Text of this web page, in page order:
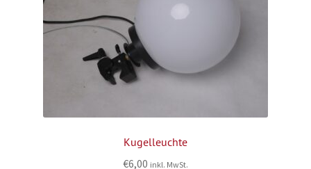
Kugelleuchte
€6,00 inkl. MwSt.